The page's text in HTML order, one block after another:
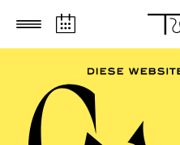
Zum Hauptinhalt springen